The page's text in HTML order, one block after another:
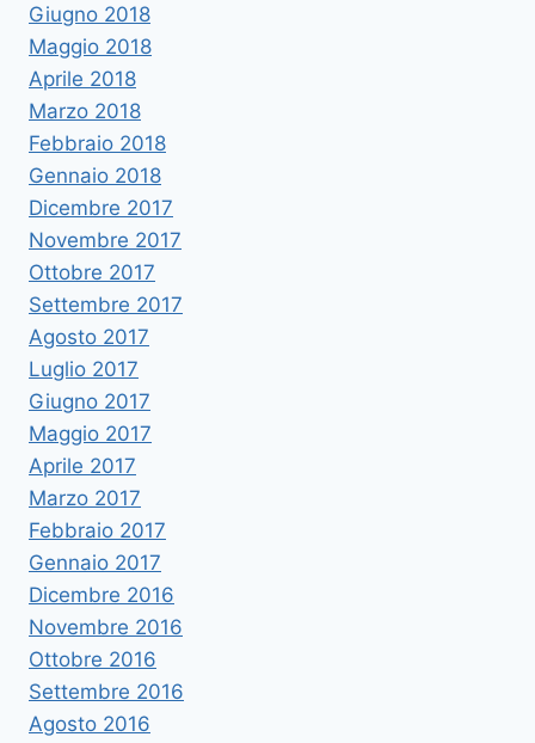
Giugno 2018
Maggio 2018
Aprile 2018
Marzo 2018
Febbraio 2018
Gennaio 2018
Dicembre 2017
Novembre 2017
Ottobre 2017
Settembre 2017
Agosto 2017
Luglio 2017
Giugno 2017
Maggio 2017
Aprile 2017
Marzo 2017
Febbraio 2017
Gennaio 2017
Dicembre 2016
Novembre 2016
Ottobre 2016
Settembre 2016
Agosto 2016